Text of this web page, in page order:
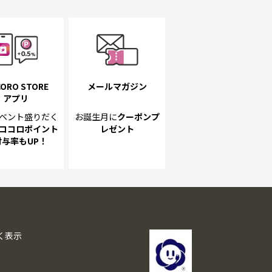
STORE
アプリ
ント盛りだく
コロポイント
率もUP！
メールマガジン
お誕生月にクーポンプ
レゼント
表示